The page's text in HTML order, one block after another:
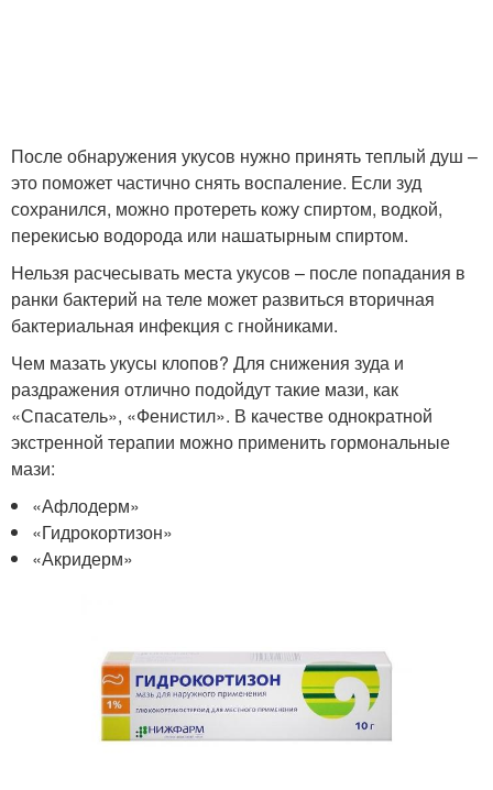
После обнаружения укусов нужно принять теплый душ –
это поможет частично снять воспаление. Если зуд
сохранился, можно протереть кожу спиртом, водкой,
перекисью водорода или нашатырным спиртом.
Нельзя расчесывать места укусов – после попадания в
ранки бактерий на теле может развиться вторичная
бактериальная инфекция с гнойниками.
Чем мазать укусы клопов? Для снижения зуда и
раздражения отлично подойдут такие мази, как
«Спасатель», «Фенистил». В качестве однократной
экстренной терапии можно применить гормональные
мази:
«Афлодерм»
«Гидрокортизон»
«Акридерм»